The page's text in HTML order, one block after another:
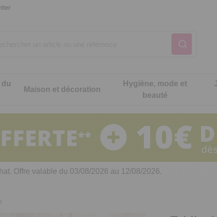
cuisine
de cuisine malins
Notre produit du
Notre produit du
Maison et décoration
Notre produit du
Hygiène, mode et
beauté
intimité
Notre produit du
Notre produit du
Notre produit du
Offre valable du 03/08/2026 au 12/08/2026.